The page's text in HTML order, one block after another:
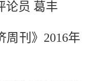
论员 葛丰
周刊》2016年